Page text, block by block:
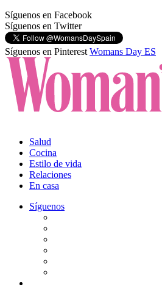
Síguenos en Facebook
Síguenos en Twitter
Síguenos en Pinterest Womans Day ES
Salud
Cocina
Estilo de vida
Relaciones
En casa
Síguenos